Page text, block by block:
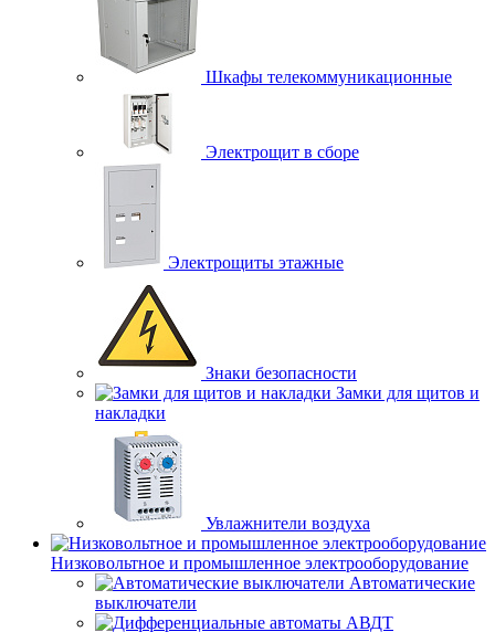
Купить в 1 клик
В наличии
ЭРА Автолампа Н3 12V 55W PK22s BL (лампа головного
света, противотуманные огни) (10/100/2700)
Быстрый просмотр
ЭРА Автолампа Н3 12V 55W PK22s BL (лампа
головного света, противотуманные огни) (10/100/2700)
Шкафы телекоммуникационные
Электрощит в сборе
Электрощиты этажные
Знаки безопасности
Замки для щитов и
накладки
Увлажнители воздуха
Низковольтное и промышленное электрооборудование
Автоматические
выключатели